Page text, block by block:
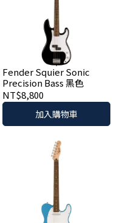
Fender Squier Sonic
Precision Bass 黑色
NT$8,800
加入購物車